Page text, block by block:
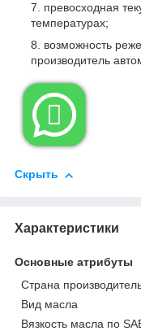
превосходная
температурах;
возможность
производитель

Скрыть
Характеристики
Основные атрибуты
Страна
Вид масла
Вязкость масла по